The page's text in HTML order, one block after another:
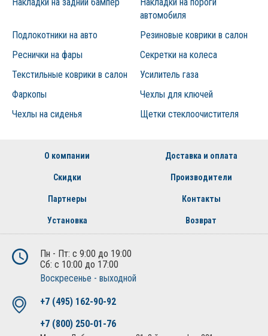
Накладки на задний бампер
Накладки на пороги
автомобиля
Подлокотники на авто
Резиновые коврики в салон
Реснички на фары
Секретки на колеса
Текстильные коврики в салон
Усилитель газа
Фаркопы
Чехлы для ключей
Чехлы на сиденья
Щетки стеклоочистителя
О компании Доставка и оплата
Скидки Производители
Партнеры Контакты
Установка Возврат
Пн - Пт: с 9:00 до 19:00
Сб: с 10:00 до 17:00
Воскресенье - выходной
+7 (495) 162-90-92
+7 (800) 250-01-76